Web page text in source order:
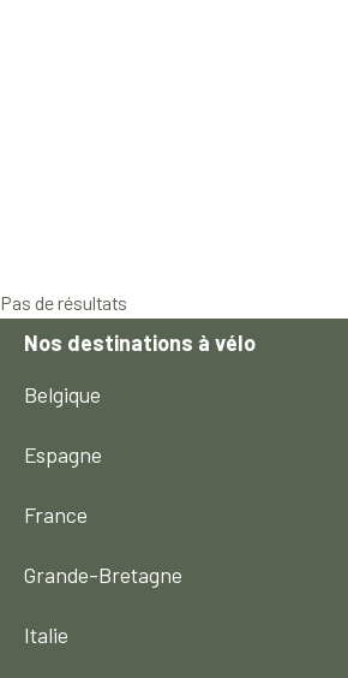
Pas de résultats
Nos destinations à vélo
Belgique
Espagne
France
Grande-Bretagne
Italie